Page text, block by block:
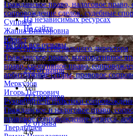
Гражданское право, налоговое право,
сопровождение сделок, судебные
Супряга
Жанна Викторовна
Юрист
Заместитель генерального директора
Гражданское право, корпоративное
право, спортивное право,
арбитражные споры, правовое
Меркулов
Игорь Петрович
Руководитель практики
Гражданское и налоговое право,
правовое сопровождение бизнеса,
Твердышев
На независимых ресурсах
На сайте
Читать все отзывы
Яндекс
235 отзывов
5.0
Yell
212 отзывов
4.9
Google
52 отзыва
4.6